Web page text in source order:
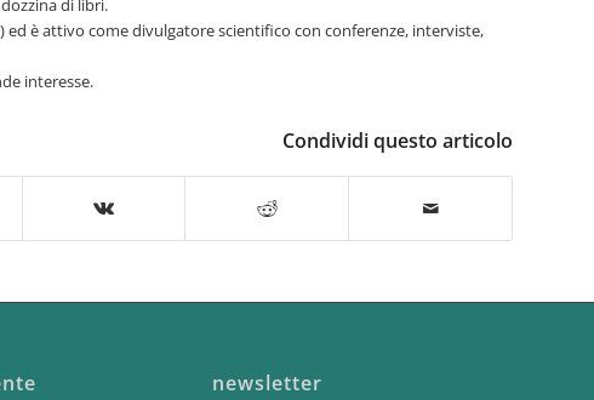
di libri.
ed è attivo come divulgatore scientifico con conferenze, interviste,
interesse.
Condividi questo articolo
newsletter